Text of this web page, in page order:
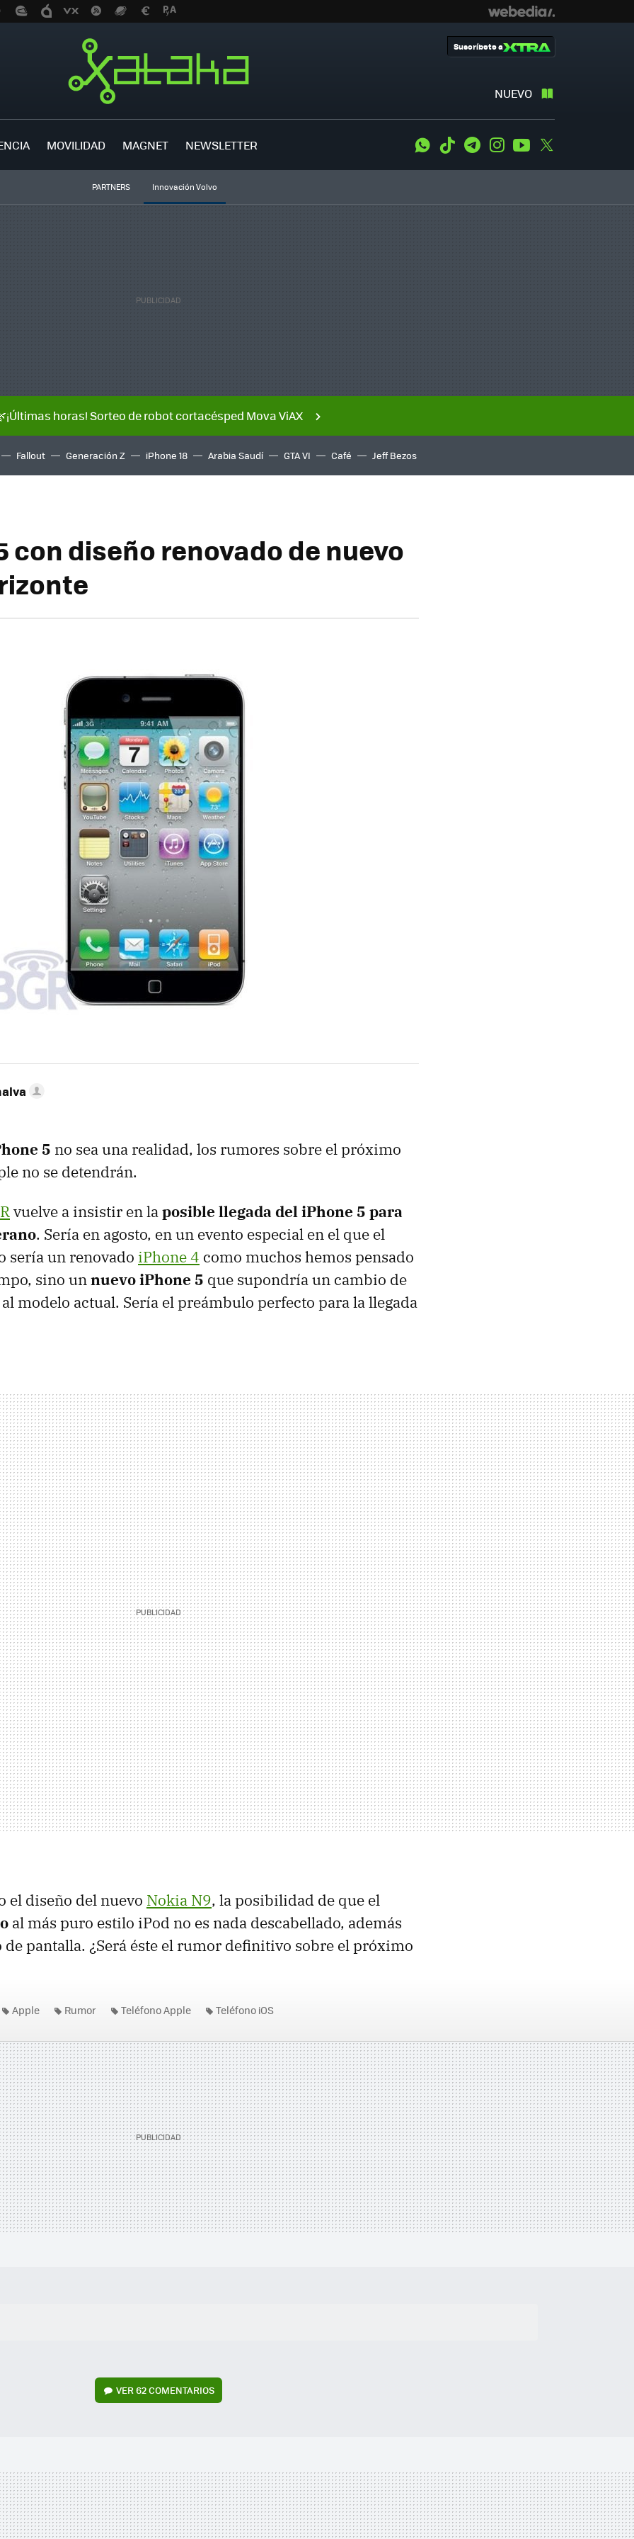
NUEVO
Suscríbete a
MOVILIDAD MAGNET NEWSLETTER WhatsApp
Tiktok TelegramInstagramYoutube
PARTNERS Innovación Volvo
horas! Sorteo de robot cortacésped Mova ViAX
Fallout Generación Z iPhone 18 Arabia Saudí GTA VI Café Jeff Bezos
con diseño renovado de nuevo
5 no sea una realidad, los rumores sobre el próximo
no se detendrán.
vuelve a insistir en laposible llegada del iPhone 5 para
. Sería en agosto, en un evento especial en el que el
sería un renovado iPhone 4 como muchos hemos pensado
sino unnuevo iPhone 5 que supondría un cambio de
modelo actual. Sería el preámbulo perfecto para la llegada
el diseño del nuevo Nokia N9, la posibilidad de que el
al más puro estilo iPod no es nada descabellado, además
de pantalla. ¿Será éste el rumor definitivo sobre el próximo
Apple Rumor Teléfono Apple Teléfono iOS
VER62 COMENTARIOS